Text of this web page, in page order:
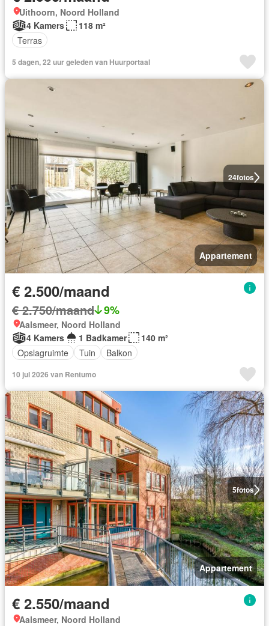
Uithoorn, Noord Holland
4 Kamers
118 m²
Terras
5 dagen, 22 uur geleden van Huurportaal
24fotos
Appartement
€ 2.500/maand
€ 2.750/maand 9%
Aalsmeer, Noord Holland
4 Kamers
1 Badkamer
140 m²
Opslagruimte
Tuin Balkon
10 jul 2026 van Rentumo
5fotos
Appartement
€ 2.550/maand
Aalsmeer, Noord Holland